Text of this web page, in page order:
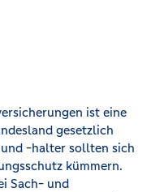
ist eine
gesetzlich
-halter sollten sich
kümmern.
Sach- und